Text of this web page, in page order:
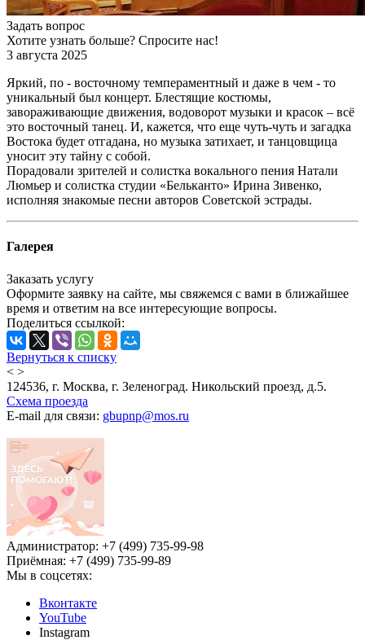
Задать вопрос
Хотите узнать больше? Спросите нас!
3 августа 2025
Яркий, по - восточному темпераментный и даже в чем - то
уникальный был концерт. Блестящие костюмы,
завораживающие движения, водоворот музыки и красок – всё
это восточный танец. И, кажется, что еще чуть-чуть и загадка
Востока будет отгадана, но музыка затихает, и танцовщица
уносит эту тайну с собой.
Порадовали зрителей и солистка вокального пения Натали
Люмьер и солистка студии «Бельканто» Ирина Зивенко,
исполняя знакомые песни авторов Советской эстрады.
Галерея
Заказать услугу
Оформите заявку на сайте, мы свяжемся с вами в ближайшее
время и ответим на все интересующие вопросы.
Поделиться ссылкой:
Вернуться к списку
< >
124536, г. Москва, г. Зеленоград. Никольский проезд, д.5.
Схема проезда
E-mail для связи: gbupnp@mos.ru
Администратор: +7 (499) 735-99-98
Приёмная: +7 (499) 735-99-89
Мы в соцсетях:
Вконтакте
YouTube
Instagram